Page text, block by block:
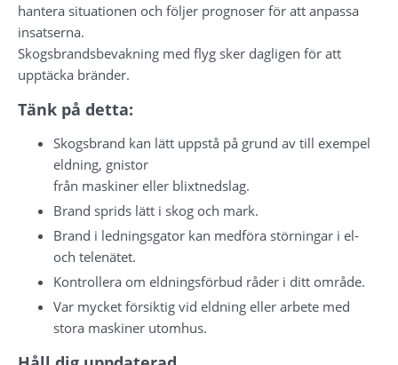
hantera situationen och följer prognoser för att anpassa
insatserna.
Skogsbrandsbevakning med flyg sker dagligen för att
upptäcka bränder.
Tänk på detta:
Skogsbrand kan lätt uppstå på grund av till exempel
eldning, gnistor
från maskiner eller blixtnedslag.
Brand sprids lätt i skog och mark.
Brand i ledningsgator kan medföra störningar i el-
och telenätet.
Kontrollera om eldningsförbud råder i ditt område.
Var mycket försiktig vid eldning eller arbete med
stora maskiner utomhus.